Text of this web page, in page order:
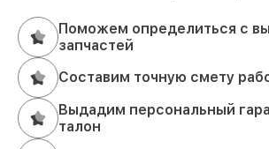
Поможем определиться с
запчастей
Составим точную смету
Выдадим персональный
талон